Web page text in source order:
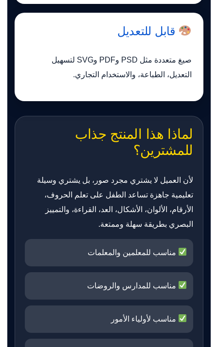
قابل للتعديل
صيغ متعددة مثل PSD وPDF وSVG لتسهيل
التعديل، الطباعة، والاستخدام التجاري.
لماذا هذا المنتج جذاب
للمشترين؟
لأن العميل لا يشتري مجرد صور، بل يشتري وسيلة
تعليمية جاهزة تساعد الطفل على تعلم الحروف،
الأرقام، الألوان، الأشكال، العد، القراءة، والتمييز
البصري بطريقة سهلة وممتعة.
مناسب للمعلمين والمعلمات
مناسب للمدارس والروضات
مناسب لأولياء الأمور